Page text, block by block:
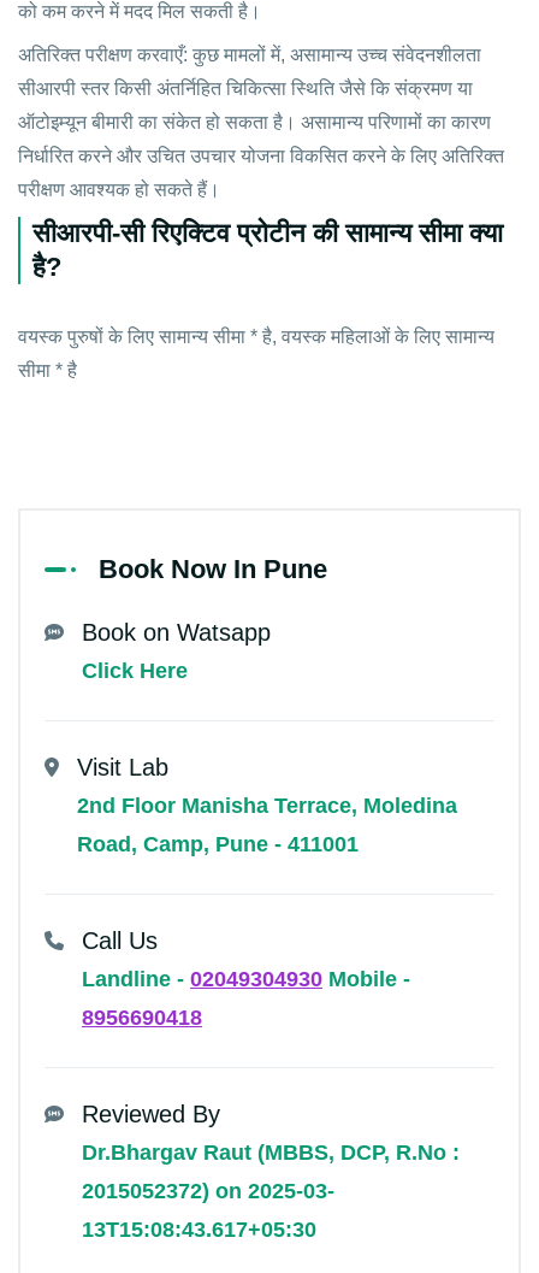
को कम करने में मदद मिल सकती है।
अतिरिक्त परीक्षण करवाएँ: कुछ मामलों में, असामान्य उच्च संवेदनशीलता
सीआरपी स्तर किसी अंतर्निहित चिकित्सा स्थिति जैसे कि संक्रमण या
ऑटोइम्यून बीमारी का संकेत हो सकता है। असामान्य परिणामों का कारण
निर्धारित करने और उचित उपचार योजना विकसित करने के लिए अतिरिक्त
परीक्षण आवश्यक हो सकते हैं।
सीआरपी-सी रिएक्टिव प्रोटीन की सामान्य सीमा क्या
है?
वयस्क पुरुषों के लिए सामान्य सीमा * है, वयस्क महिलाओं के लिए सामान्य
सीमा * है
Book Now In Pune
Book on Watsapp
Click Here
Visit Lab
2nd Floor Manisha Terrace, Moledina
Road, Camp, Pune - 411001
Call Us
Landline - 02049304930 Mobile -
8956690418
Reviewed By
Dr.Bhargav Raut (MBBS, DCP, R.No :
2015052372) on 2025-03-
13T15:08:43.617+05:30